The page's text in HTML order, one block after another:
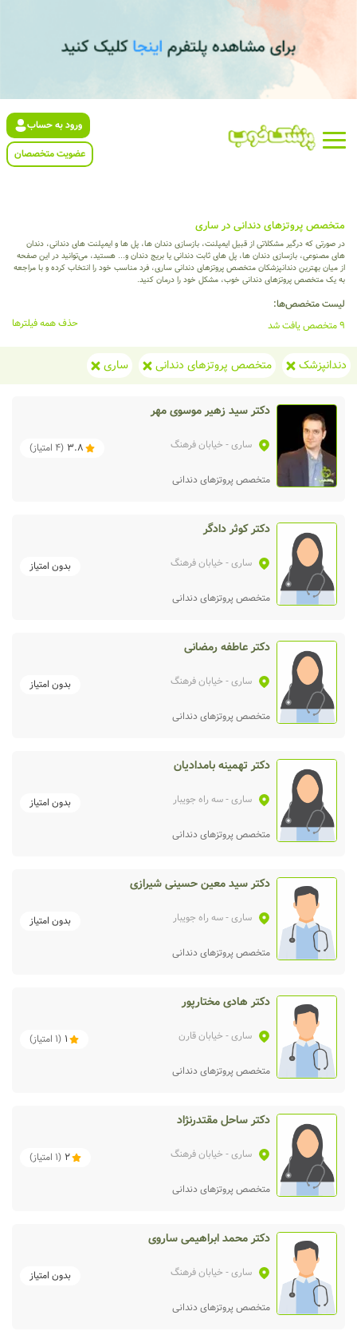
ورود به حساب
عضویت متخصصان
متخصص پروتزهای دندانی در ساری
در صورتی که درگیر مشکلاتی از قبیل ایمپلنت، بازسازی دندان ها، پل ها و ایمپلنت های دندانی، دندان
های مصنوعی، بازسازی دندان ها، پل های ثابت دندانی یا بریج دندان و... هستید، می‌توانید در این صفحه
از میان بهترین دندانپزشکان متخصص پروتزهای دندانی ساری، فرد مناسب خود را انتخاب کرده و با مراجعه
به یک متخصص پروتزهای دندانی خوب، مشکل خود را درمان کنید.
لیست متخصص‌ها:
9 متخصص یافت شد
حذف همه فیلترها
دندانپزشک متخصص پروتزهای دندانی ساری
دکتر سید زهیر موسوی مهر
ساری- خیابان فرهنگ 3.8
(
4 امتیاز)
متخصص پروتزهای دندانی
دکتر کوثر دادگر
ساری- خیابان فرهنگ بدون امتیاز
متخصص پروتزهای دندانی
دکتر عاطفه رمضانی
ساری- خیابان فرهنگ بدون امتیاز
متخصص پروتزهای دندانی
دکتر تهمینه بامدادیان
ساری- سه راه جویبار بدون امتیاز
متخصص پروتزهای دندانی
دکتر سید معین حسینی شیرازی
ساری- سه راه جویبار بدون امتیاز
متخصص پروتزهای دندانی
دکتر هادی مختارپور
ساری- خیابان قارن 1
(
1 امتیاز)
متخصص پروتزهای دندانی
دکتر ساحل مقتدرنژاد
ساری- خیابان فرهنگ 2
(
1 امتیاز)
متخصص پروتزهای دندانی
دکتر محمد ابراهیمی ساروی
ساری- خیابان فرهنگ بدون امتیاز
متخصص پروتزهای دندانی